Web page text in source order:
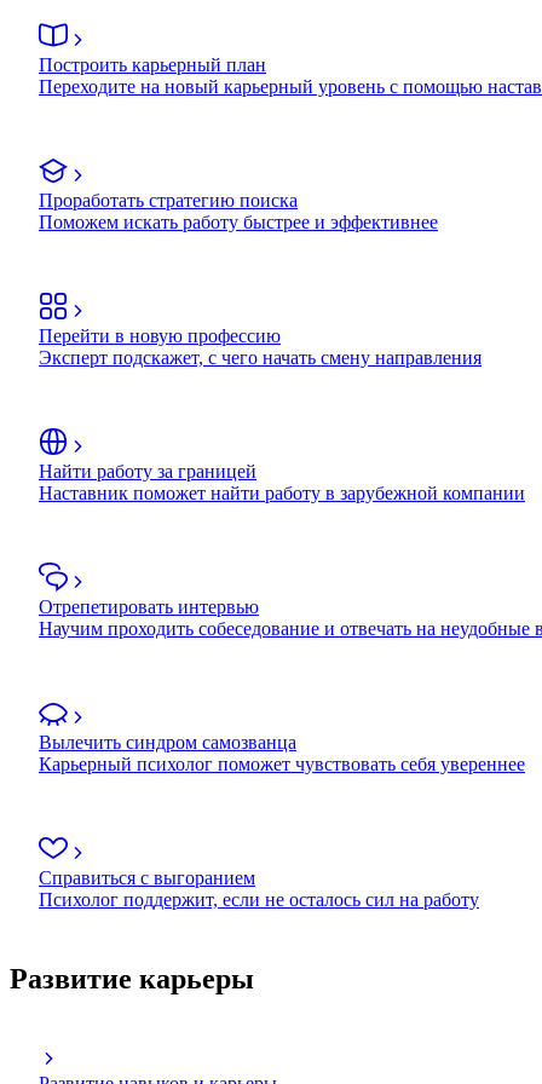
Построить карьерный план
Переходите на новый карьерный уровень с помощью
Проработать стратегию поиска
Поможем искать работу быстрее и эффективнее
Перейти в новую профессию
Эксперт подскажет, с чего начать смену направления
Найти работу за границей
Наставник поможет найти работу в зарубежной компании
Отрепетировать интервью
Научим проходить собеседование и отвечать на неудобные
Вылечить синдром самозванца
Карьерный психолог поможет чувствовать себя увереннее
Справиться с выгоранием
Психолог поддержит, если не осталось сил на работу
Развитие карьеры